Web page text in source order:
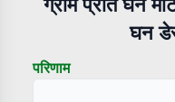
घन
परिणाम